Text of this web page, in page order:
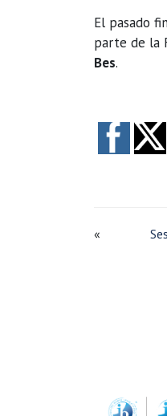
El pasado
parte de la
Bes.
«